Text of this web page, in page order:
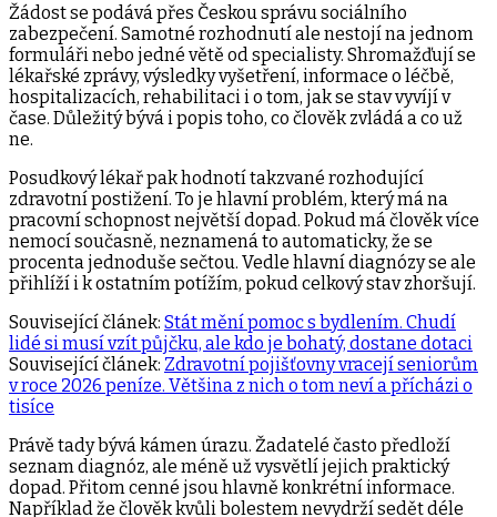
Žádost se podává přes Českou správu sociálního
zabezpečení. Samotné rozhodnutí ale nestojí na jednom
formuláři nebo jedné větě od specialisty. Shromažďují se
lékařské zprávy, výsledky vyšetření, informace o léčbě,
hospitalizacích, rehabilitaci i o tom, jak se stav vyvíjí v
čase. Důležitý bývá i popis toho, co člověk zvládá a co už
ne.
Posudkový lékař pak hodnotí takzvané rozhodující
zdravotní postižení. To je hlavní problém, který má na
pracovní schopnost největší dopad. Pokud má člověk více
nemocí současně, neznamená to automaticky, že se
procenta jednoduše sečtou. Vedle hlavní diagnózy se ale
přihlíží i k ostatním potížím, pokud celkový stav zhoršují.
Související článek: Stát mění pomoc s bydlením. Chudí
lidé si musí vzít půjčku, ale kdo je bohatý, dostane dotaci
Související článek: Zdravotní pojišťovny vracejí seniorům
v roce 2026 peníze. Většina z nich o tom neví a přícházi o
tisíce
Právě tady bývá kámen úrazu. Žadatelé často předloží
seznam diagnóz, ale méně už vysvětlí jejich praktický
dopad. Přitom cenné jsou hlavně konkrétní informace.
Například že člověk kvůli bolestem nevydrží sedět déle